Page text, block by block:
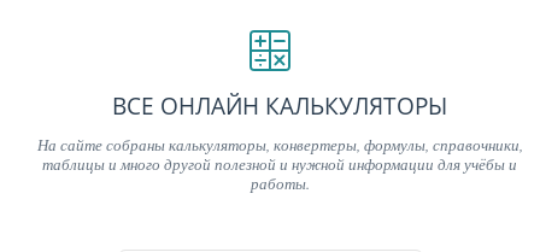
ВСЕ ОНЛАЙН КАЛЬКУЛЯТОРЫ
На сайте собраны калькуляторы, конвертеры, формулы, справочники,
таблицы и много другой полезной и нужной информации для учёбы и
работы.